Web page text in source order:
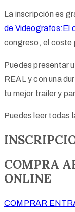
La inscripción es
de Videografos:El
congreso, el coste
Puedes presentar
REAL y con una
tu mejor trailer y
Puedes leer todas
COMPRA
ONLINE
COMPRAR